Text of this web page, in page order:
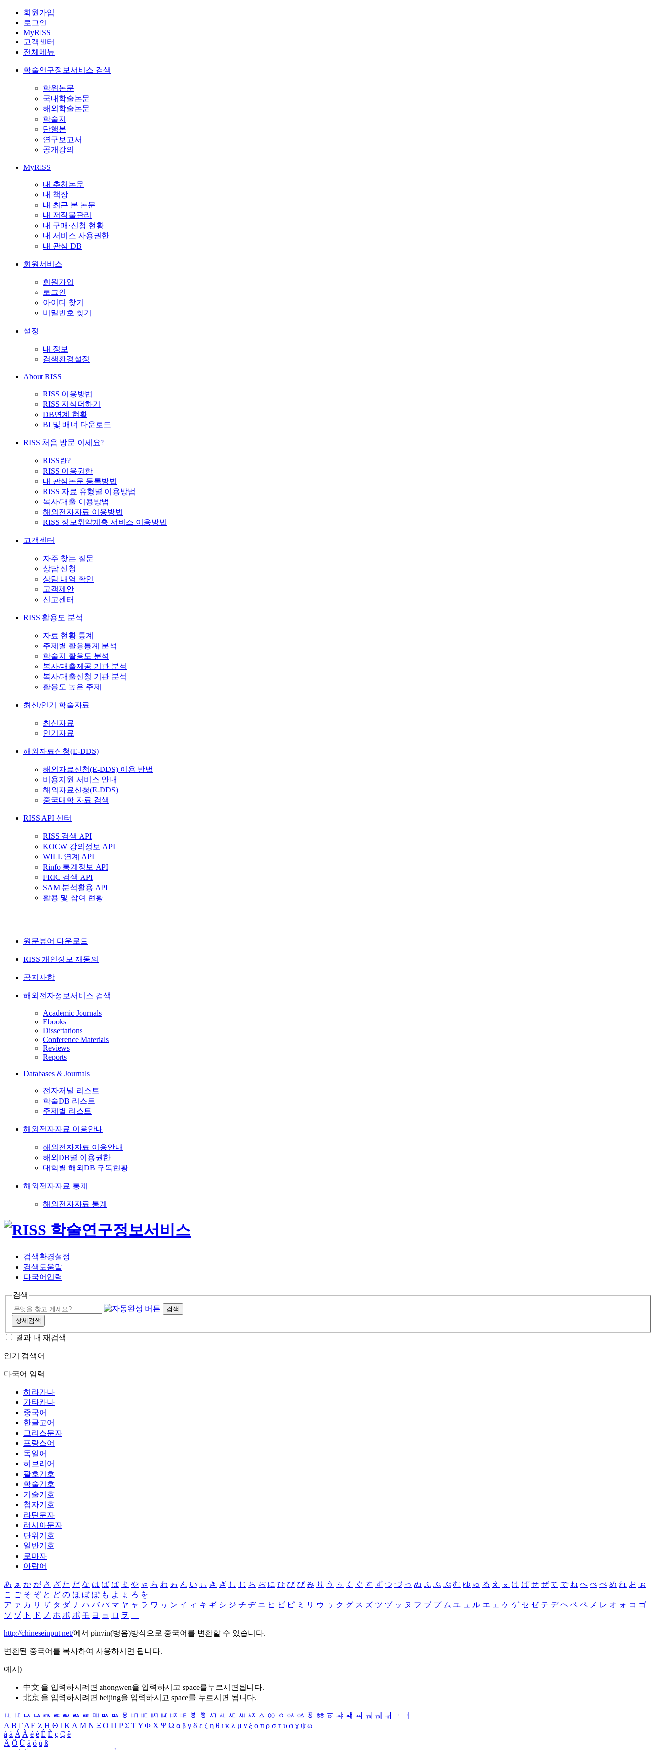
회원가입
로그인
MyRISS
고객센터
전체메뉴
학술연구정보서비스 검색
학위논문
국내학술논문
해외학술논문
학술지
단행본
연구보고서
공개강의
MyRISS
내 추천논문
내 책장
내 최근 본 논문
내 저작물관리
내 구매·신청 현황
내 서비스 사용권한
내 관심 DB
회원서비스
회원가입
로그인
아이디 찾기
비밀번호 찾기
설정
내 정보
검색환경설정
About RISS
RISS 이용방법
RISS 지식더하기
DB연계 현황
BI 및 배너 다운로드
RISS 처음 방문 이세요?
RISS란?
RISS 이용권한
내 관심논문 등록방법
RISS 자료 유형별 이용방법
복사/대출 이용방법
해외전자자료 이용방법
RISS 정보취약계층 서비스 이용방법
고객센터
자주 찾는 질문
상담 신청
상담 내역 확인
고객제안
신고센터
RISS 활용도 분석
자료 현황 통계
주제별 활용통계 분석
학술지 활용도 분석
복사/대출제공 기관 분석
복사/대출신청 기관 분석
활용도 높은 주제
최신/인기 학술자료
최신자료
인기자료
해외자료신청(E-DDS)
해외자료신청(E-DDS) 이용 방법
비용지원 서비스 안내
해외자료신청(E-DDS)
중국대학 자료 검색
RISS API 센터
RISS 검색 API
KOCW 강의정보 API
WILL 연계 API
Rinfo 통계정보 API
FRIC 검색 API
SAM 분석활용 API
활용 및 참여 현황
원문뷰어 다운로드
RISS 개인정보 재동의
공지사항
해외전자정보서비스 검색
Academic Journals
Ebooks
Dissertations
Conference Materials
Reviews
Reports
Databases & Journals
전자저널 리스트
학술DB 리스트
주제별 리스트
해외전자자료 이용안내
해외전자자료 이용안내
해외DB별 이용권한
대학별 해외DB 구독현황
해외전자자료 통계
해외전자자료 통계
검색환경설정
검색도움말
다국어입력
검색
검색
상세검색
결과 내 재검색
인기 검색어
다국어 입력
히라가나
가타카나
중국어
한글고어
그리스문자
프랑스어
독일어
히브리어
괄호기호
학술기호
기술기호
첨자기호
라틴문자
러시아문자
단위기호
일반기호
로마자
아랍어
あ ぁ か が さ ざ た だ な は ば ぱ ま や ゃ ら わ ゎ ん い ぃ き ぎ し じ ち ぢ に ひ び ぴ み り う ぅ く ぐ す ず つ づ っ ぬ ふ ぶ ぷ む ゆ ゅ る え ぇ け げ せ ぜ て で ね へ べ ぺ め れ お ぉ
こ ご そ ぞ と ど の ほ ぼ ぽ も よ ょ ろ を
ア ァ カ サ ザ タ ダ ナ ハ バ パ マ ヤ ャ ラ ワ ヮ ン イ ィ キ ギ シ ジ チ ヂ ニ ヒ ビ ピ ミ リ ウ ゥ ク グ ス ズ ツ ヅ ッ ヌ フ ブ プ ム ユ ュ ル エ ェ ケ ゲ セ ゼ テ デ ヘ ベ ペ メ レ オ ォ コ ゴ
ソ ゾ ト ド ノ ホ ボ ポ モ ヨ ョ ロ ヲ ―
http://chineseinput.net/에서 pinyin(병음)방식으로 중국어를 변환할 수 있습니다.
변환된 중국어를 복사하여 사용하시면 됩니다.
예시)
中文 을 입력하시려면 zhongwen을 입력하시고 space를누르시면됩니다.
北京 을 입력하시려면 beijing을 입력하시고 space를 누르시면 됩니다.
ㅥ ㅦ ㅧ ㅨ ㅩ ㅪ ㅫ ㅬ ㅭ ㅮ ㅯ ㅰ ㅱ ㅲ ㅳ ㅴ ㅵ ㅶ ㅷ ㅸ ㅹ ㅺ ㅻ ㅼ ㅽ ㅾ ㅿ ㆀ ㆁ ㆂ ㆃ ㆄ ㆅ ㆆ ㆇ ㆈ ㆉ ㆊ ㆋ ㆌ ㆍ
ㆎ
Α Β ΓΔ Ε Ζ Η Θ Ι ΚΛ Μ Ν Ξ Ο Π Ρ Σ ΤΥ Φ Χ Ψ Ω α β γ δ ε ζ η θ ι κ λ μ ν ξ ο π ρ σ τ υ φ χ ψ ω
á à Á À é è É È ç Ç ê
Ä Ö Ü ä ö ü ß